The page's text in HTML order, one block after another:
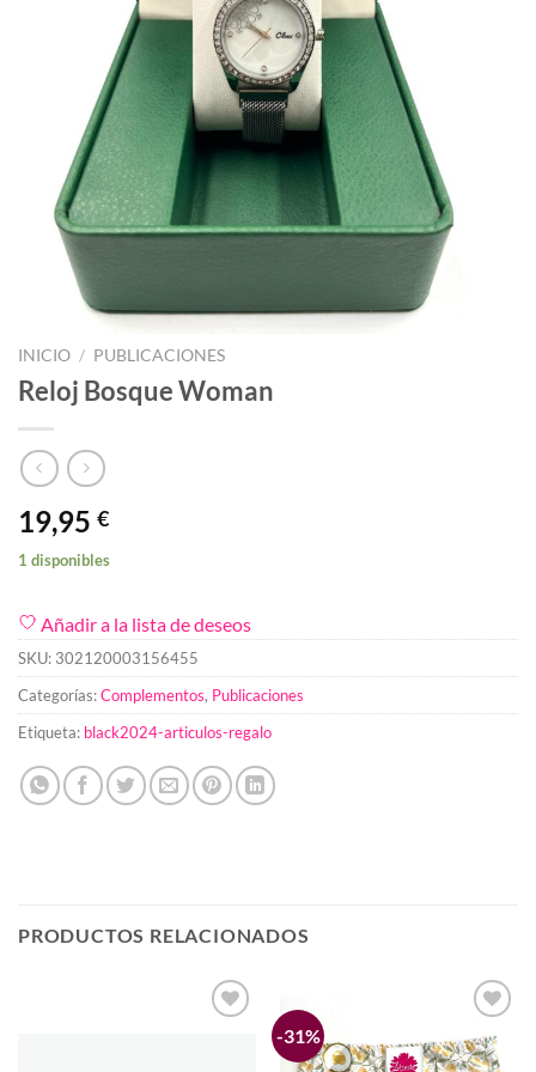
INICIO / PUBLICACIONES
Reloj Bosque Woman
19,95 €
1 disponibles
Añadir a la lista de deseos
SKU: 302120003156455
Categorías:Complementos, Publicaciones
Etiqueta: black2024-articulos-regalo
PRODUCTOS RELACIONADOS
-31%
Añadir
a la
lista de